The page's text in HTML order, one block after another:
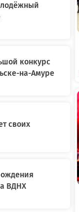
конкурс
на-Амуре
своих
ВДНХ